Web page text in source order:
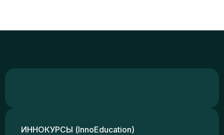
ИННОКУРСЫ (InnoEducation)